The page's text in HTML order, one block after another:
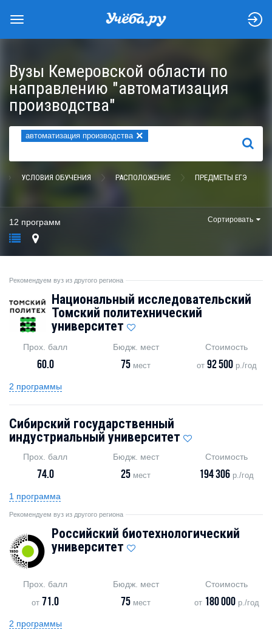
Вузы Кемеровской области по
направлению "автоматизация
производства"
автоматизация производства ×
НАЙТИ
УСЛОВИЯ ОБУЧЕНИЯ РАСПОЛОЖЕНИЕ ПРЕДМЕТЫ ЕГЭ
12 программ Сортировать
Рекомендуем вуз из другого региона
Национальный исследовательский
Томский политехнический
университет
Прох. балл
60.0
Бюдж. мест
75 мест
Стоимость
от 92 500р./год
2 программы
Сибирский государственный
индустриальный университет
Прох. балл
74.0
Бюдж. мест
25 мест
Стоимость
194 306 р./год
1 программа
Рекомендуем вуз из другого региона
Российский биотехнологический
университет
Прох. балл
от 71.0
Бюдж. мест
75 мест
Стоимость
от 180 000р./год
2 программы